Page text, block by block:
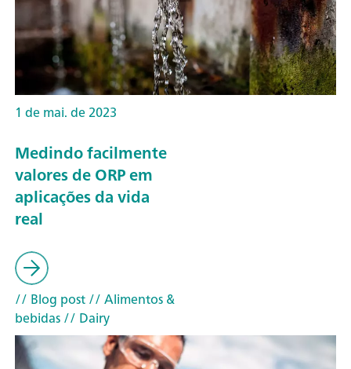
1 de mai. de 2023
Medindo facilmente
valores de ORP em
aplicações da vida
real
// Blog post// Alimentos &
bebidas// Dairy